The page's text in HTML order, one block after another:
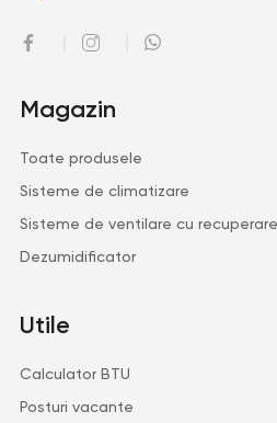
Magazin
Toate produsele
Sisteme de climatizare
Sisteme de ventilare cu
Dezumidificator
Utile
Calculator BTU
Posturi vacante